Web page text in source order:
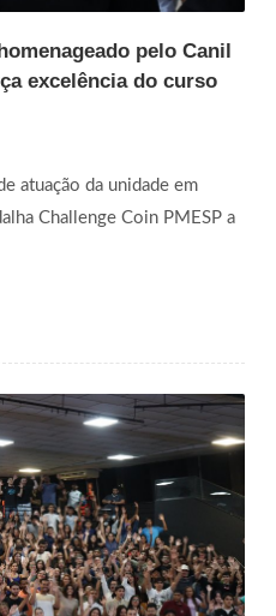
pelo Canil
excelência do curso
atuação da unidade em
Challenge Coin PMESP a